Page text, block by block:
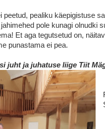
pealiku käepigistuse
pole kunagi olnudki
Et aga tegutsetud on,
punastama ei pea.
juht ja juhatuse liige Tiit